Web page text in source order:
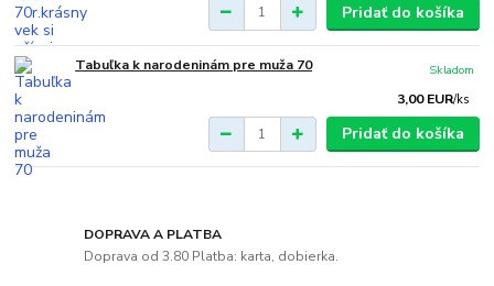
Pridať do košíka
Tabuľka k narodeninám pre muža 70
3,00 EUR/ks
Skladom
Pridať do košíka
DOPRAVA A PLATBA
Doprava od 3.80 Platba: karta, dobierka.